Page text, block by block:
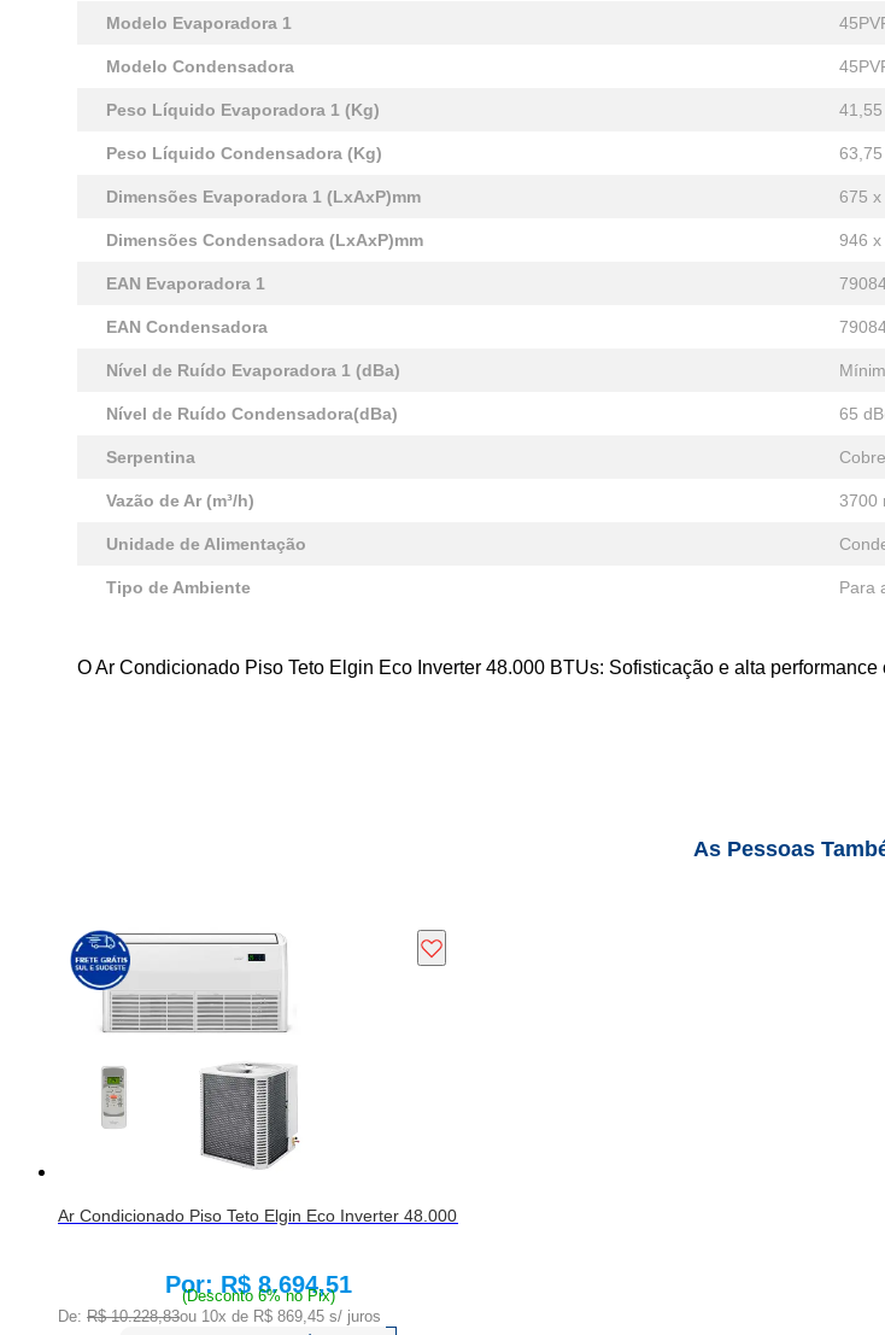
Modelo Evaporadora 1
Modelo Condensadora
Peso Líquido Evaporadora 1 (Kg) 41,55
Peso Líquido Condensadora (Kg) 63,75
Dimensões Evaporadora 1 (LxAxP)mm 675
Dimensões Condensadora (LxAxP)mm 946 x
EAN Evaporadora 1
EAN Condensadora
Nível de Ruído Evaporadora 1 (dBa)
Nível de Ruído Condensadora(dBa) 65
Serpentina Cobre
Vazão de Ar (m³/h) 3700
Unidade de Alimentação
Tipo de Ambiente Para
O Ar Condicionado Piso Teto Elgin Eco Inverter 48.000 BTUs: Sofisticação e alta
As Pessoas
Ar Condicionado Piso Teto Elgin Eco Inverter 48.000 BTU/h Frio 220v R-32 | PVFC48C2DAVA
Price:
R$ 8.694,51
(Desconto 6% no Pix)
De: R$ 10.228,83ou 10x de R$ 869,45 s/ juros